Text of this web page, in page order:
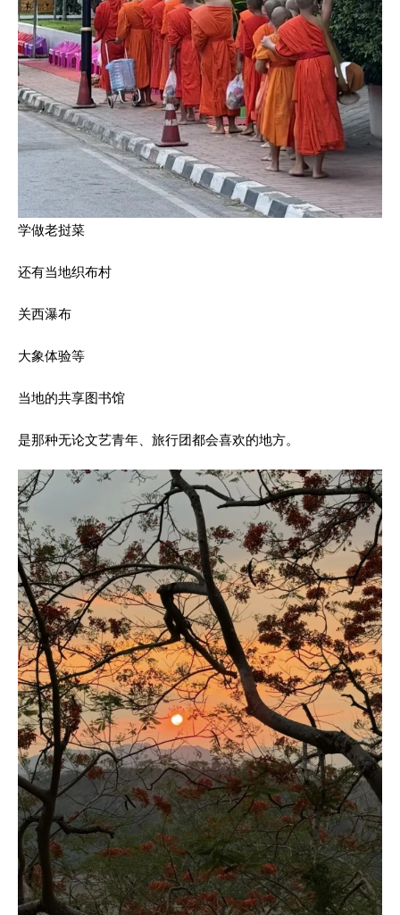
学做老挝菜
还有当地织布村
关西瀑布
大象体验等
当地的共享图书馆
是那种无论文艺青年、旅行团都会喜欢的地方。